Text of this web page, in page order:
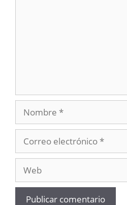
Nombre
electrónico